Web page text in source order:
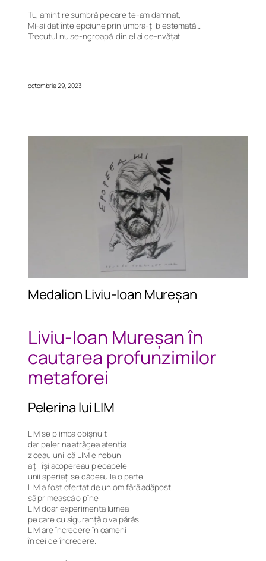
Tu, amintire sumbră pe care te-am damnat,
Mi-ai dat înțelepciune prin umbra-ți blestemată…
Trecutul nu se-ngroapă, din el ai de-nvățat.
octombrie 29, 2023
Medalion Liviu-Ioan Mureșan
Liviu-Ioan Mureșan în
cautarea profunzimilor
metaforei
Pelerina lui LIM
LIM se plimba obișnuit
dar pelerina atrăgea atenția
ziceau unii că LIM e nebun
alții își acopereau pleoapele
unii speriați se dădeau la o parte
LIM a fost ofertat de un om fără adăpost
să primească o pîne
LIM doar experimenta lumea
pe care cu siguranță o va părăsi
LIM are încredere în oameni
în cei de încredere.